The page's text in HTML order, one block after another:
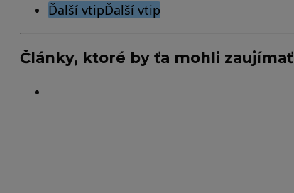
Ďalší vtipĎalší vtip
Články, ktoré by ťa mohli zaujímať